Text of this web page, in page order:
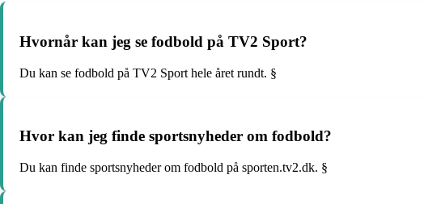
Hvornår kan jeg se fodbold på TV2 Sport?
Du kan se fodbold på TV2 Sport hele året rundt. §
Hvor kan jeg finde sportsnyheder om fodbold?
Du kan finde sportsnyheder om fodbold på sporten.tv2.dk. §